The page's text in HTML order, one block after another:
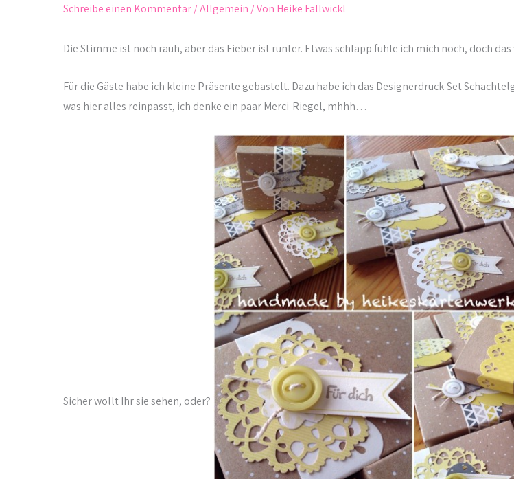
Schreibe einen Kommentar/Allgemein / Von Heike Fallwickl
Die Stimme ist noch rauh, aber das Fieber ist runter. Etwas schlapp fühle ich mich noch, doch
Für die Gäste habe ich kleine Präsente gebastelt. Dazu habe ich das Designerdruck-Set
was hier alles reinpasst, ich denke ein paar Merci-Riegel, mhhh…
Sicher wollt Ihr sie sehen, oder?